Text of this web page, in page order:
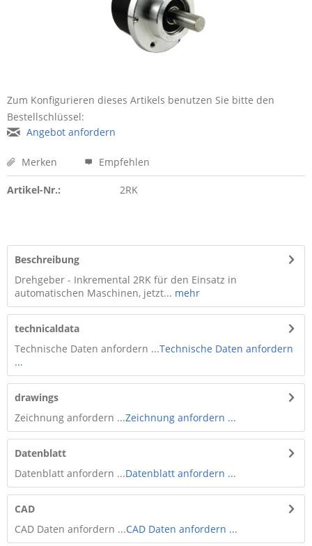
Zum Konfigurieren dieses Artikels benutzen Sie bitte den
Bestellschlüssel:
Angebot anfordern
Merken Empfehlen
Artikel-Nr.: 2RK
Beschreibung
Drehgeber - Inkremental 2RK für den Einsatz in
automatischen Maschinen, jetzt... mehr
technicaldata
Technische Daten anfordern ...Technische Daten anfordern
...
drawings
Zeichnung anfordern ...Zeichnung anfordern ...
Datenblatt
Datenblatt anfordern ...Datenblatt anfordern ...
CAD
CAD Daten anfordern ...CAD Daten anfordern ...